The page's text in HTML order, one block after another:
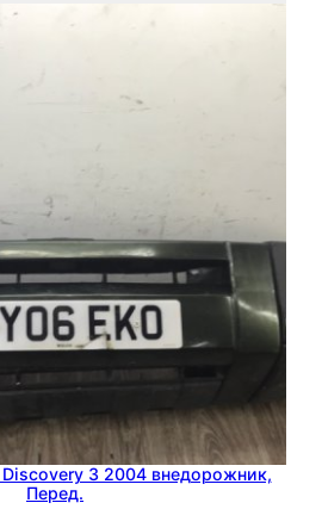
3 2004 внедорожник,
Перед.